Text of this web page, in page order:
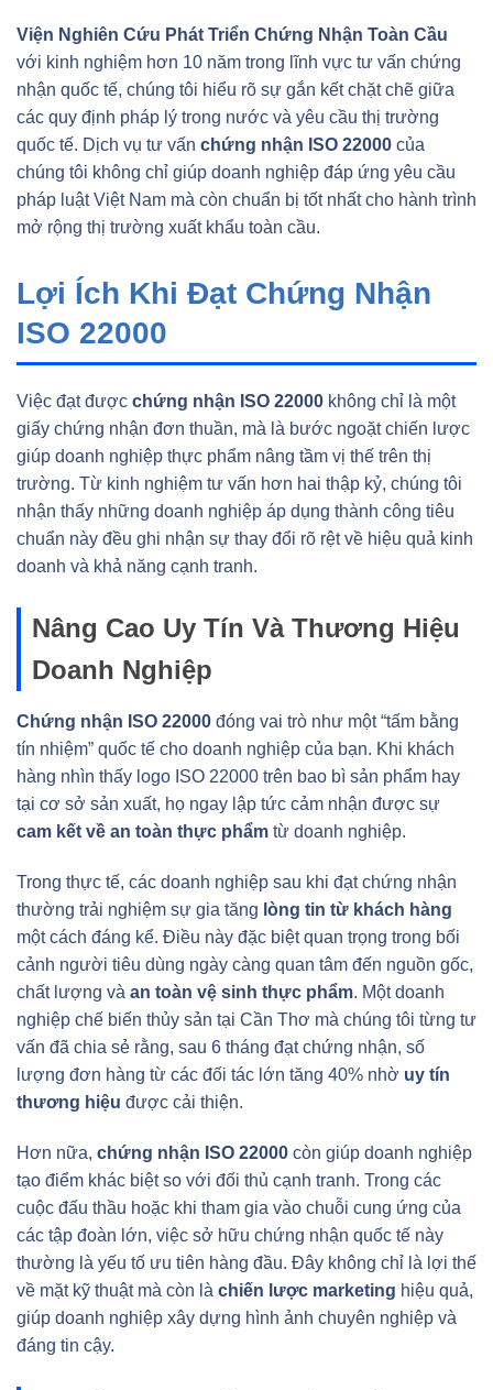
Viện Nghiên Cứu Phát Triển Chứng Nhận Toàn Cầu
với kinh nghiệm hơn 10 năm trong lĩnh vực tư vấn chứng
nhận quốc tế, chúng tôi hiểu rõ sự gắn kết chặt chẽ giữa
các quy định pháp lý trong nước và yêu cầu thị trường
quốc tế. Dịch vụ tư vấn chứng nhận ISO 22000 của
chúng tôi không chỉ giúp doanh nghiệp đáp ứng yêu cầu
pháp luật Việt Nam mà còn chuẩn bị tốt nhất cho hành trình
mở rộng thị trường xuất khẩu toàn cầu.
Lợi Ích Khi Đạt Chứng Nhận
ISO 22000
Việc đạt được chứng nhận ISO 22000 không chỉ là một
giấy chứng nhận đơn thuần, mà là bước ngoặt chiến lược
giúp doanh nghiệp thực phẩm nâng tầm vị thế trên thị
trường. Từ kinh nghiệm tư vấn hơn hai thập kỷ, chúng tôi
nhận thấy những doanh nghiệp áp dụng thành công tiêu
chuẩn này đều ghi nhận sự thay đổi rõ rệt về hiệu quả kinh
doanh và khả năng cạnh tranh.
Nâng Cao Uy Tín Và Thương Hiệu
Doanh Nghiệp
Chứng nhận ISO 22000 đóng vai trò như một “tấm bằng
tín nhiệm” quốc tế cho doanh nghiệp của bạn. Khi khách
hàng nhìn thấy logo ISO 22000 trên bao bì sản phẩm hay
tại cơ sở sản xuất, họ ngay lập tức cảm nhận được sự
cam kết về an toàn thực phẩm từ doanh nghiệp.
Trong thực tế, các doanh nghiệp sau khi đạt chứng nhận
thường trải nghiệm sự gia tăng lòng tin từ khách hàng
một cách đáng kể. Điều này đặc biệt quan trọng trong bối
cảnh người tiêu dùng ngày càng quan tâm đến nguồn gốc,
chất lượng và an toàn vệ sinh thực phẩm. Một doanh
nghiệp chế biến thủy sản tại Cần Thơ mà chúng tôi từng tư
vấn đã chia sẻ rằng, sau 6 tháng đạt chứng nhận, số
lượng đơn hàng từ các đối tác lớn tăng 40% nhờ uy tín
thương hiệu được cải thiện.
Hơn nữa, chứng nhận ISO 22000 còn giúp doanh nghiệp
tạo điểm khác biệt so với đối thủ cạnh tranh. Trong các
cuộc đấu thầu hoặc khi tham gia vào chuỗi cung ứng của
các tập đoàn lớn, việc sở hữu chứng nhận quốc tế này
thường là yếu tố ưu tiên hàng đầu. Đây không chỉ là lợi thế
về mặt kỹ thuật mà còn là chiến lược marketing hiệu quả,
giúp doanh nghiệp xây dựng hình ảnh chuyên nghiệp và
đáng tin cậy.